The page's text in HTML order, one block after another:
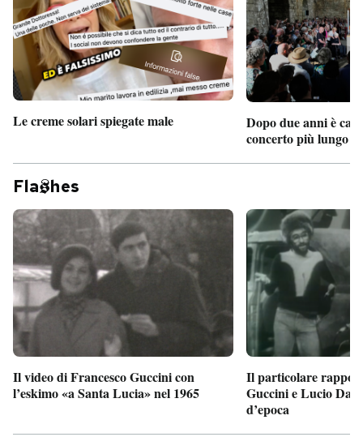
Le creme solari spiegate male
Dopo due anni è
concerto più lungo
Fla hes
Il video di Francesco Guccini con
l’eskimo «a Santa Lucia» nel 1965
Il particolare
Guccini e Lucio
d’epoca